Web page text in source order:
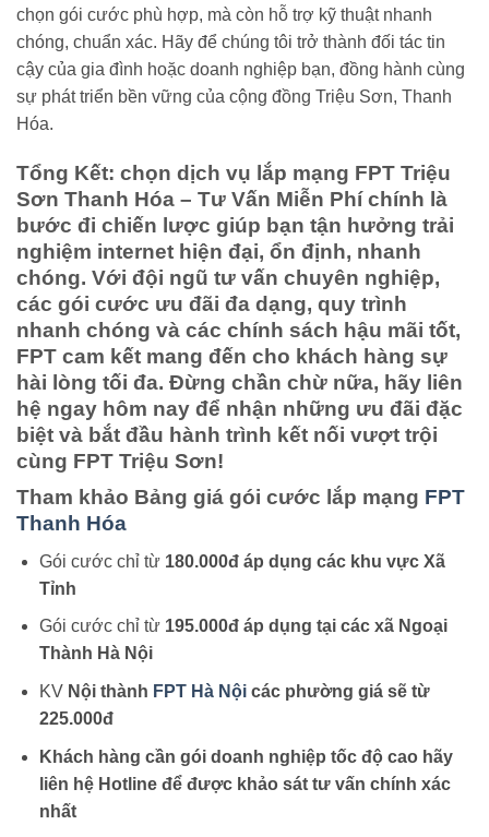
chọn gói cước phù hợp, mà còn hỗ trợ kỹ thuật nhanh
chóng, chuẩn xác. Hãy để chúng tôi trở thành đối tác tin
cậy của gia đình hoặc doanh nghiệp bạn, đồng hành cùng
sự phát triển bền vững của cộng đồng Triệu Sơn, Thanh
Hóa.
Tổng Kết: chọn dịch vụ lắp mạng FPT Triệu
Sơn Thanh Hóa – Tư Vấn Miễn Phí chính là
bước đi chiến lược giúp bạn tận hưởng trải
nghiệm internet hiện đại, ổn định, nhanh
chóng. Với đội ngũ tư vấn chuyên nghiệp,
các gói cước ưu đãi đa dạng, quy trình
nhanh chóng và các chính sách hậu mãi tốt,
FPT cam kết mang đến cho khách hàng sự
hài lòng tối đa. Đừng chần chừ nữa, hãy liên
hệ ngay hôm nay để nhận những ưu đãi đặc
biệt và bắt đầu hành trình kết nối vượt trội
cùng FPT Triệu Sơn!
Tham khảo Bảng giá gói cước lắp mạng FPT
Thanh Hóa
Gói cước chỉ từ180.000đ áp dụng các khu vực Xã
Tỉnh
Gói cước chỉ từ 195.000đ áp dụng tại các xã Ngoại
Thành Hà Nội
KV Nội thành FPT Hà Nộicác phường giá sẽ từ
225.000đ
Khách hàng cần gói doanh nghiệp tốc độ cao hãy
liên hệ Hotline để được khảo sát tư vấn chính xác
nhất